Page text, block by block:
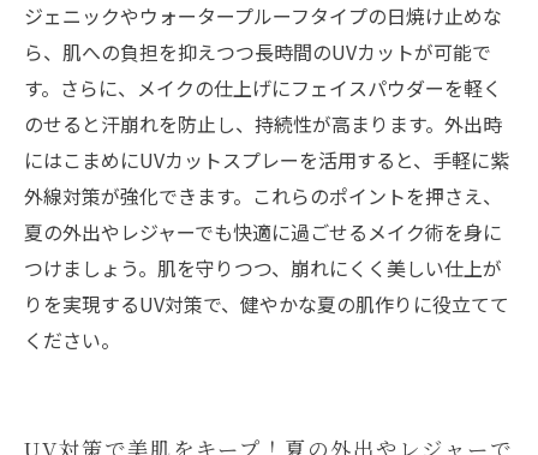
ジェニックやウォータープルーフタイプの日焼け止めな
ら、肌への負担を抑えつつ長時間のUVカットが可能で
す。さらに、メイクの仕上げにフェイスパウダーを軽く
のせると汗崩れを防止し、持続性が高まります。外出時
にはこまめにUVカットスプレーを活用すると、手軽に紫
外線対策が強化できます。これらのポイントを押さえ、
夏の外出やレジャーでも快適に過ごせるメイク術を身に
つけましょう。肌を守りつつ、崩れにくく美しい仕上が
りを実現するUV対策で、健やかな夏の肌作りに役立てて
ください。
UV対策で美肌をキープ！夏の外出やレジャーで